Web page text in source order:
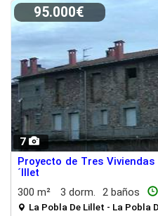
7
95.000€
Proyecto de Tres
´Illet
300 m²
3 dorm. 2 baños
La Pobla De Lillet - La Pobla